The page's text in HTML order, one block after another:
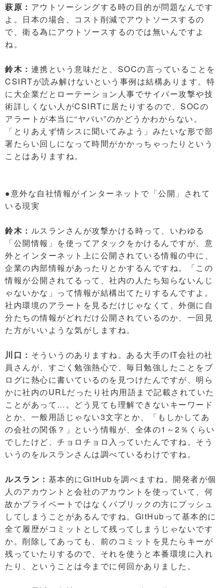
萩原： アウトソーシングする時の目的が問題なんです
よ。日本の場合、コスト削減でアウトソースするの
で、衛る為にアウトソースするのでは無いんですよ
ね。
鈴木： 連携という意味だと、SOCの言っていることを
CSIRTが読み解けないという事例は結構あります。特
に大企業だとローテーション人事でサイバー攻撃や技
術詳しくない人がCSIRTに居たりするので、SOCの
アラートが本当に“ヤバい”のかどうかわからない。
「とりあえず情シスに聞いてみよう」みたいな形で部
署たらい回しになって時間がかかっちゃったりという
ことはありますね。
●意外な自社情報がインターネットで「公開」されて
いる現実
鈴木： ルスランさんが攻撃かける時って、いわゆる
「公開情報」を使ってアタックをかけるんですが、意
外とインターネット上に公開されている情報の中に、
企業の内部情報があったりとかするんですね。「この
情報が公開されてるって、社内の人たち知らないんじ
ゃないかな」って情報が結構出てたりするんですよ。
社内環境のアラートを見るだけじゃなくて、外側に自
分たちの情報がどれだけ公開されているのか、一回見
た方がいいような気がしますね。
川口： そういうのありますね。ある大手のIT会社の社
員さんが、すごく勉強熱心で、毎日勉強したことをブ
ログに熱心に書いているのを見つけたんですが、明ら
かに社内のURLだったり社内用語まで記載されていた
ことがあって…。どう見ても理解できないキーワード
とか、一般用語じゃない3文字とか、「もしかしてあ
の会社の関係？」という情報が、全体の1～2％くらい
でしたけど、チョロチョロ入っていたんですね。そう
いうのをルスランさんは調べているわけですね。
ルスラン： 基本的にGitHubを調べますね。開発者が個
人のアカウントと会社のアカウントを使っていて、何
故かプライベートではなくパブリックの方にプッシュ
してしまうことがあるんですね。GitHubって基本的に
全て履歴がコミットとして残ってしまうじゃないです
か。削除してあっても、前のコミットを見たらキーが
残っていたりするので、それを使うと本番環境に入れ
たり、ということは今までに何回かありました。